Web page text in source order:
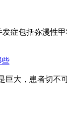
包括弥漫性
大，患者切不可